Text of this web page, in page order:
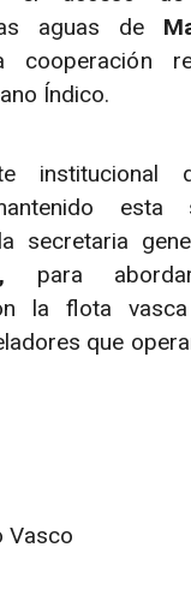
aguas de
cooperación
Índico.
institucional
esta
secretaria
para
la flota
que
Vasco